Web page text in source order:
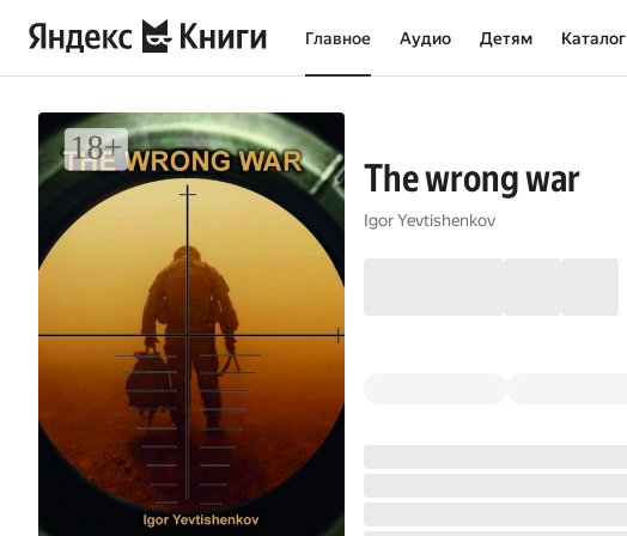
Главное Аудио Детям Каталог
The wrong war
Igor Yevtishenkov